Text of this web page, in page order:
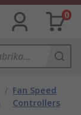
0
/ Fan Speed
Controllers